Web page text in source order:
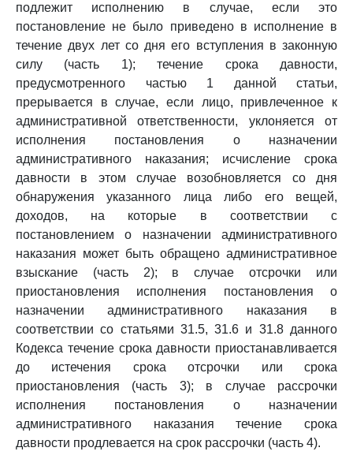
подлежит исполнению в случае, если это
постановление не было приведено в исполнение в
течение двух лет со дня его вступления в законную
силу (часть 1); течение срока давности,
предусмотренного частью 1 данной статьи,
прерывается в случае, если лицо, привлеченное к
административной ответственности, уклоняется от
исполнения постановления о назначении
административного наказания; исчисление срока
давности в этом случае возобновляется со дня
обнаружения указанного лица либо его вещей,
доходов, на которые в соответствии с
постановлением о назначении административного
наказания может быть обращено административное
взыскание (часть 2); в случае отсрочки или
приостановления исполнения постановления о
назначении административного наказания в
соответствии со статьями 31.5, 31.6 и 31.8 данного
Кодекса течение срока давности приостанавливается
до истечения срока отсрочки или срока
приостановления (часть 3); в случае рассрочки
исполнения постановления о назначении
административного наказания течение срока
давности продлевается на срок рассрочки (часть 4).